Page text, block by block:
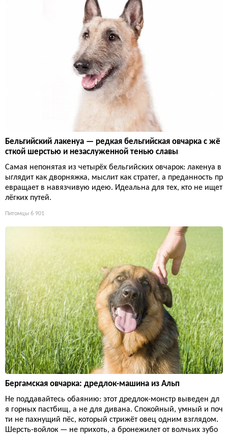
Бельгийский лакенуа — редкая бельгийская овчарка с жё
сткой шерстью и незаслуженной тенью славы
Самая непонятая из четырёх бельгийских овчарок: лакенуа в
ыглядит как дворняжка, мыслит как стратег, а преданность пр
евращает в навязчивую идею. Идеальна для тех, кто не ищет
лёгких путей.
Питомцы 6 901
Бергамская овчарка: дредлок-машина из Альп
Не поддавайтесь обаянию: этот дредлок-монстр выведен дл
я горных пастбищ, а не для дивана. Спокойный, умный и поч
ти не пахнущий пёс, который стрижёт овец одним взглядом.
Шерсть-войлок — не прихоть, а бронежилет от волчьих зубо